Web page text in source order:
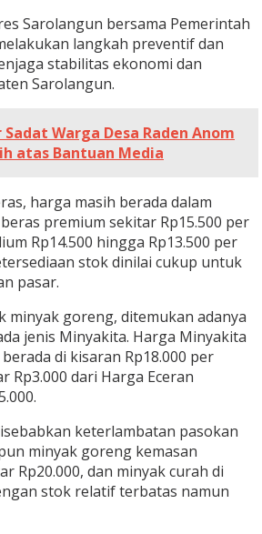
Sarolangun bersama Pemerintah
langkah preventif dan
stabilitas ekonomi dan
Sarolangun.
Sadat Warga Desa Raden Anom
atas Bantuan Media
harga masih berada dalam
premium sekitar Rp15.500 per
Rp14.500 hingga Rp13.500 per
stok dinilai cukup untuk
pasar.
minyak goreng, ditemukan adanya
jenis Minyakita. Harga Minyakita
di kisaran Rp18.000 per
Rp3.000 dari Harga Eceran
keterlambatan pasokan
minyak goreng kemasan
Rp20.000, dan minyak curah di
stok relatif terbatas namun